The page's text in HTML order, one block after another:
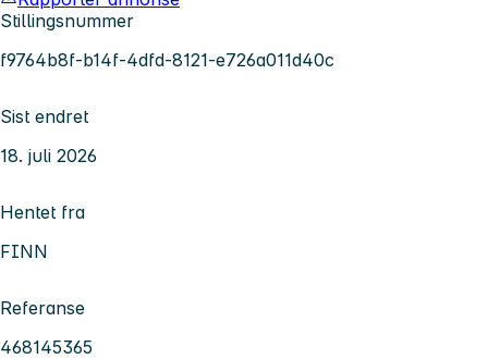
Stillingsnummer
f9764b8f-b14f-4dfd-8121-e726a011d40c
Sist endret
18. juli 2026
Hentet fra
FINN
Referanse
468145365